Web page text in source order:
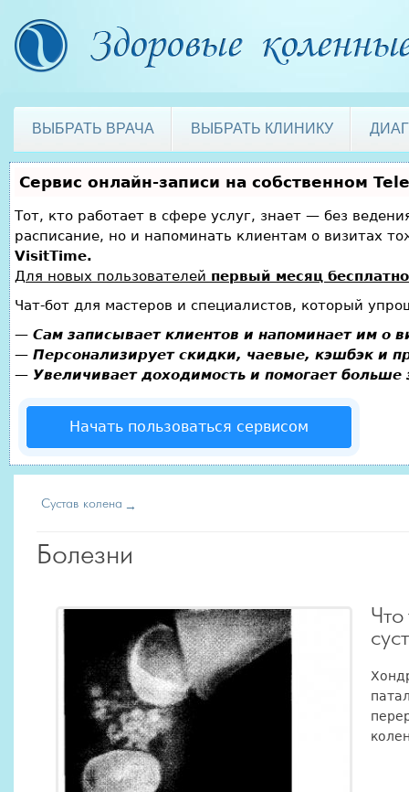
ВЫБРАТЬ ВРАЧА ВЫБРАТЬ КЛИНИКУ
Сервис онлайн-записи на собственном
Тот, кто работает в сфере услуг, знает — без
расписание, но и напоминать клиентам о
VisitTime.
Для новых пользователей первый месяц бесплатно
Чат-бот для мастеров и специалистов, который
— Сам записывает клиентов и напоминает им о
— Персонализирует скидки, чаевые, кэшбэк и
— Увеличивает доходимость и помогает больше
Начать пользоваться сервисом
Сустав колена
Болезни
Что